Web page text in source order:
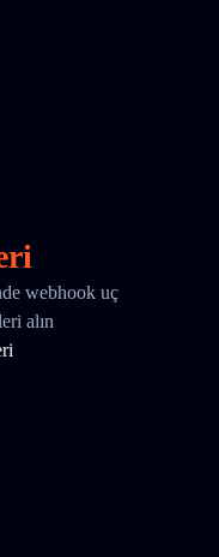
webhook uç
alın